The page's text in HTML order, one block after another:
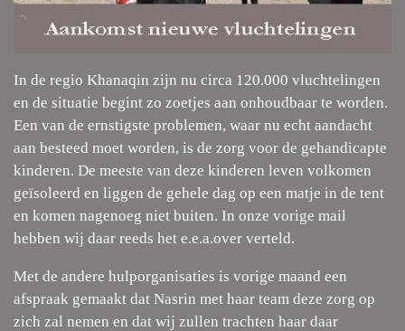
In de regio Khanaqin zijn nu circa 120.000 vluchtelingen
en de situatie begint zo zoetjes aan onhoudbaar te worden.
Een van de ernstigste problemen, waar nu echt aandacht
aan besteed moet worden, is de zorg voor de gehandicapte
kinderen. De meeste van deze kinderen leven volkomen
geïsoleerd en liggen de gehele dag op een matje in de tent
en komen nagenoeg niet buiten. In onze vorige mail
hebben wij daar reeds het e.e.a.over verteld.
Met de andere hulporganisaties is vorige maand een
afspraak gemaakt dat Nasrin met haar team deze zorg op
zich zal nemen en dat wij zullen trachten haar daar